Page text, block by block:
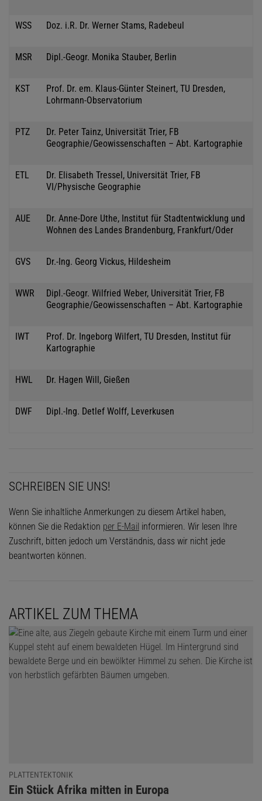
WSS Doz. i.R. Dr. Werner Stams, Radebeul
MSR Dipl.-Geogr. Monika Stauber, Berlin
KST
Prof. Dr. em. Klaus-Günter Steinert, TU Dresden,
Lohrmann-Observatorium
PTZ
Dr. Peter Tainz, Universität Trier, FB
Geographie/Geowissenschaften – Abt. Kartographie
ETL
Dr. Elisabeth Tressel, Universität Trier, FB
VI/Physische Geographie
AUE
Dr. Anne-Dore Uthe, Institut für Stadtentwicklung und
Wohnen des Landes Brandenburg, Frankfurt/Oder
GVS Dr.-Ing. Georg Vickus, Hildesheim
WWR
Dipl.-Geogr. Wilfried Weber, Universität Trier, FB
Geographie/Geowissenschaften – Abt. Kartographie
IWT
Prof. Dr. Ingeborg Wilfert, TU Dresden, Institut für
Kartographie
HWL Dr. Hagen Will, Gießen
DWF Dipl.-Ing. Detlef Wolff, Leverkusen
SCHREIBEN SIE UNS!
Wenn Sie inhaltliche Anmerkungen zu diesem Artikel haben,
können Sie die Redaktion per E-Mail informieren. Wir lesen Ihre
Zuschrift, bitten jedoch um Verständnis, dass wir nicht jede
beantworten können.
ARTIKEL ZUM THEMA
PLATTENTEKTONIK
:
Ein Stück Afrika mitten in Europa